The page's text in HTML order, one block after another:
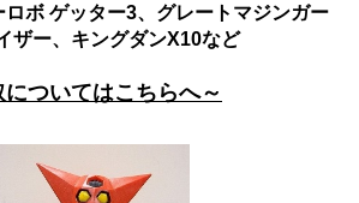
ボ ゲッター3、グレートマジンガー
ザー、キングダンX10など
ついてはこちらへ～